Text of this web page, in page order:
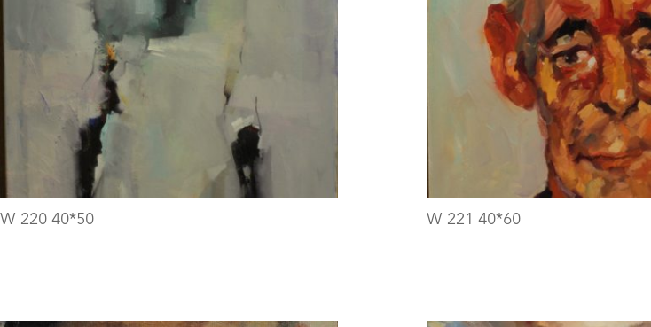
W 220 40*50 W 221 40*60